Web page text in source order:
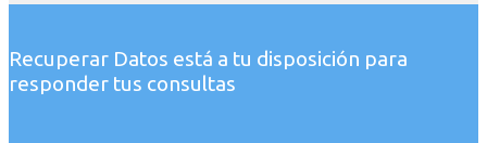
Recuperar Datos está a tu disposición para
responder tus consultas